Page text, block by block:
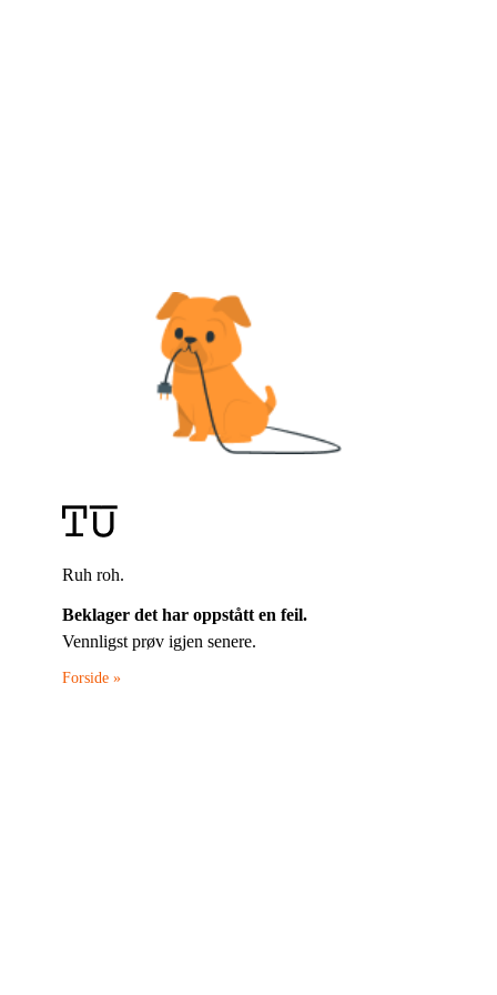
Ruh roh.
Beklager det har oppstått en feil.
Vennligst prøv igjen senere.
Forside »